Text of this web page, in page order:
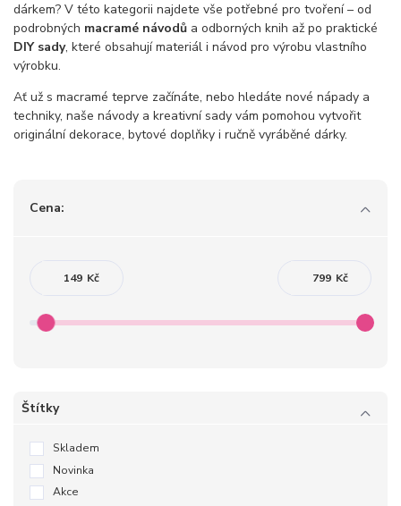
dárkem? V této kategorii najdete vše potřebné pro tvoření – od
podrobných macramé návodů a odborných knih až po praktické
DIY sady, které obsahují materiál i návod pro výrobu vlastního
výrobku.
Ať už s macramé teprve začínáte, nebo hledáte nové nápady a
techniky, naše návody a kreativní sady vám pomohou vytvořit
originální dekorace, bytové doplňky i ručně vyráběné dárky.
Cena:
Kč Kč
Štítky
Skladem
Novinka
Akce